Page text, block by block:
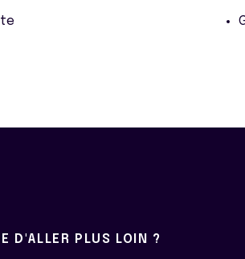
D'ALLER PLUS LOIN ?